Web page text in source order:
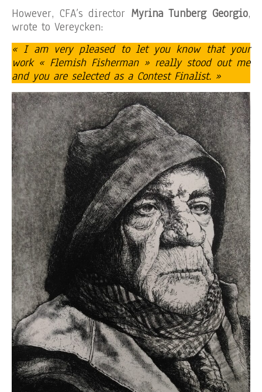
However, CFA’s director Myrina Tunberg Georgio,
wrote to Vereycken:
« I am very pleased to let you know that your
work « Flemish Fisherman » really stood out me
and you are selected as a Contest Finalist.​ »